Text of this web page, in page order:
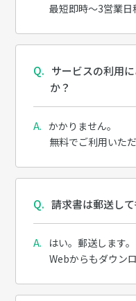
最短即時～3営業日
サービスの利用
か？
かかりません。
無料でご利用いただ
請求書は郵送し
はい。郵送します
Webからもダウン